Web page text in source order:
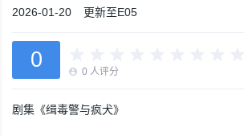
2026-01-20 更新至E05
0 0 人评分
剧集《缉毒警与疯犬》